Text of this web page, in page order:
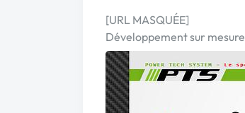
[URL MASQUÉE]
Développement sur mesure